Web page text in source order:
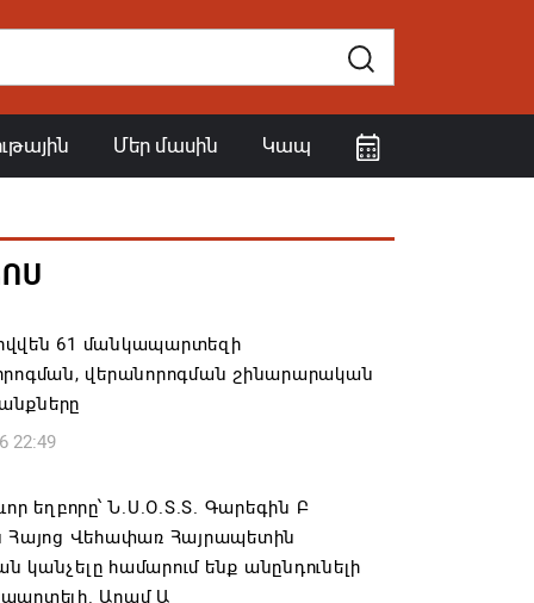
Մեր մասին Կապ
61 մանկապարտեզի
վերանորոգման շինարարական
22:49
եղբորը՝ Ն.Ս.Օ.Տ.Տ. Գարեգին Բ
Հայոց Վեհափառ Հայրապետին
կանչելը համարում ենք անընդունելի
Արամ Ա